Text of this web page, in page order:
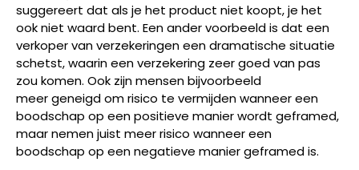
suggereert dat als je het product niet koopt, je het
ook niet waard bent. Een ander voorbeeld is dat een
verkoper van verzekeringen een dramatische situatie
schetst, waarin een verzekering zeer goed van pas
zou komen. Ook zijn mensen bijvoorbeeld
meer geneigd om risico te vermijden wanneer een
boodschap op een positieve manier wordt geframed,
maar nemen juist meer risico wanneer een
boodschap op een negatieve manier geframed is.